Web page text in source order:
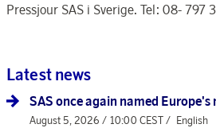
Pressjour SAS i Sverige. Tel: 08- 797
Latest news
SAS once again named
August 5, 2026 / 10:00 CEST / English